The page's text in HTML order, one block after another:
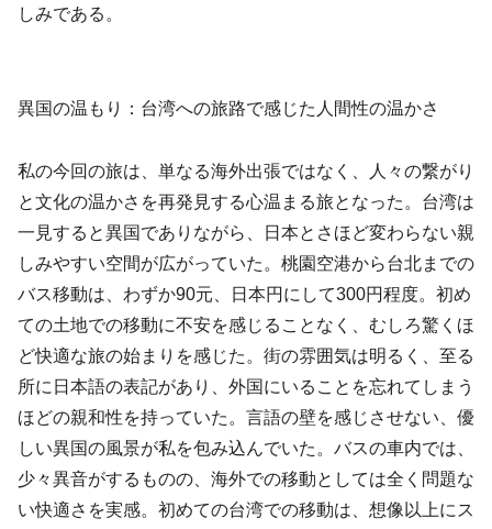
しみである。
異国の温もり：台湾への旅路で感じた人間性の温かさ
私の今回の旅は、単なる海外出張ではなく、人々の繋がり
と文化の温かさを再発見する心温まる旅となった。台湾は
一見すると異国でありながら、日本とさほど変わらない親
しみやすい空間が広がっていた。桃園空港から台北までの
バス移動は、わずか90元、日本円にして300円程度。初め
ての土地での移動に不安を感じることなく、むしろ驚くほ
ど快適な旅の始まりを感じた。街の雰囲気は明るく、至る
所に日本語の表記があり、外国にいることを忘れてしまう
ほどの親和性を持っていた。言語の壁を感じさせない、優
しい異国の風景が私を包み込んでいた。バスの車内では、
少々異音がするものの、海外での移動としては全く問題な
い快適さを実感。初めての台湾での移動は、想像以上にス